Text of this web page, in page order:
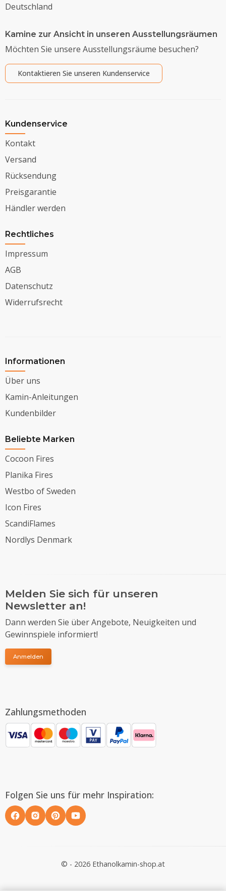
Deutschland
Kamine zur Ansicht in unseren Ausstellungsräumen
Möchten Sie unsere Ausstellungsräume besuchen?
Kontaktieren Sie unseren Kundenservice
Kundenservice
Kontakt
Versand
Rücksendung
Preisgarantie
Händler werden
Rechtliches
Impressum
AGB
Datenschutz
Widerrufsrecht
Informationen
Über uns
Kamin-Anleitungen
Kundenbilder
Beliebte Marken
Cocoon Fires
Planika Fires
Westbo of Sweden
Icon Fires
ScandiFlames
Nordlys Denmark
Melden Sie sich für unseren
Newsletter an!
Dann werden Sie über Angebote, Neuigkeiten und
Gewinnspiele informiert!
Anmelden
Zahlungsmethoden
Folgen Sie uns für mehr Inspiration:
© - 2026 Ethanolkamin-shop.at